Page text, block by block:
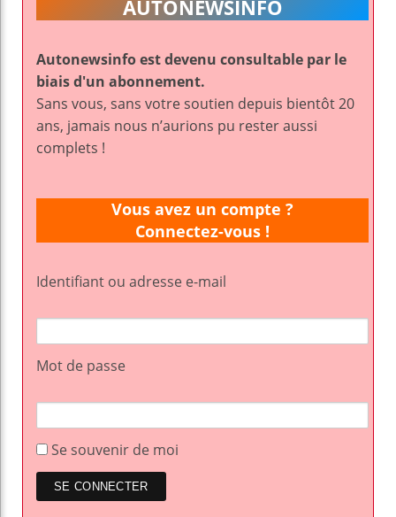
AUTONEWSINFO
Autonewsinfo est devenu consultable par le
biais d'un abonnement.
Sans vous, sans votre soutien depuis bientôt 20
ans, jamais nous n’aurions pu rester aussi
complets !
Vous avez un compte ?
Connectez-vous !
Identifiant ou adresse e-mail
Mot de passe
Se souvenir de moi